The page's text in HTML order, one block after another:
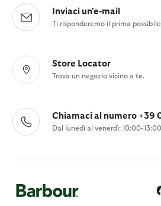
Inviaci un'e-mail
Ti risponderemo il prima
Store Locator
Trova un negozio vicino a te.
Chiamaci al numero +39
Dal lunedì al venerdì: 10:00-